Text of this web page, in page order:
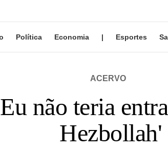
Política Economia | Esportes
ACERVO
não teria
Hezbollah'